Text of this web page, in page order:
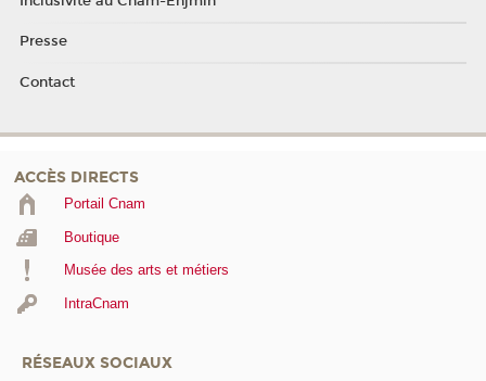
Presse
Contact
ACCÈS DIRECTS
Portail Cnam
Boutique
Musée des arts et métiers
IntraCnam
RÉSEAUX SOCIAUX